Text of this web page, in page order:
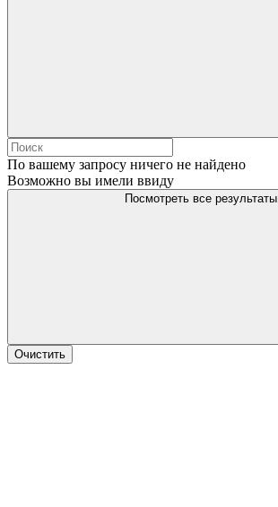
По вашему запросу ничего не найдено
Возможно вы имели ввиду
Посмотреть все результаты
Очистить